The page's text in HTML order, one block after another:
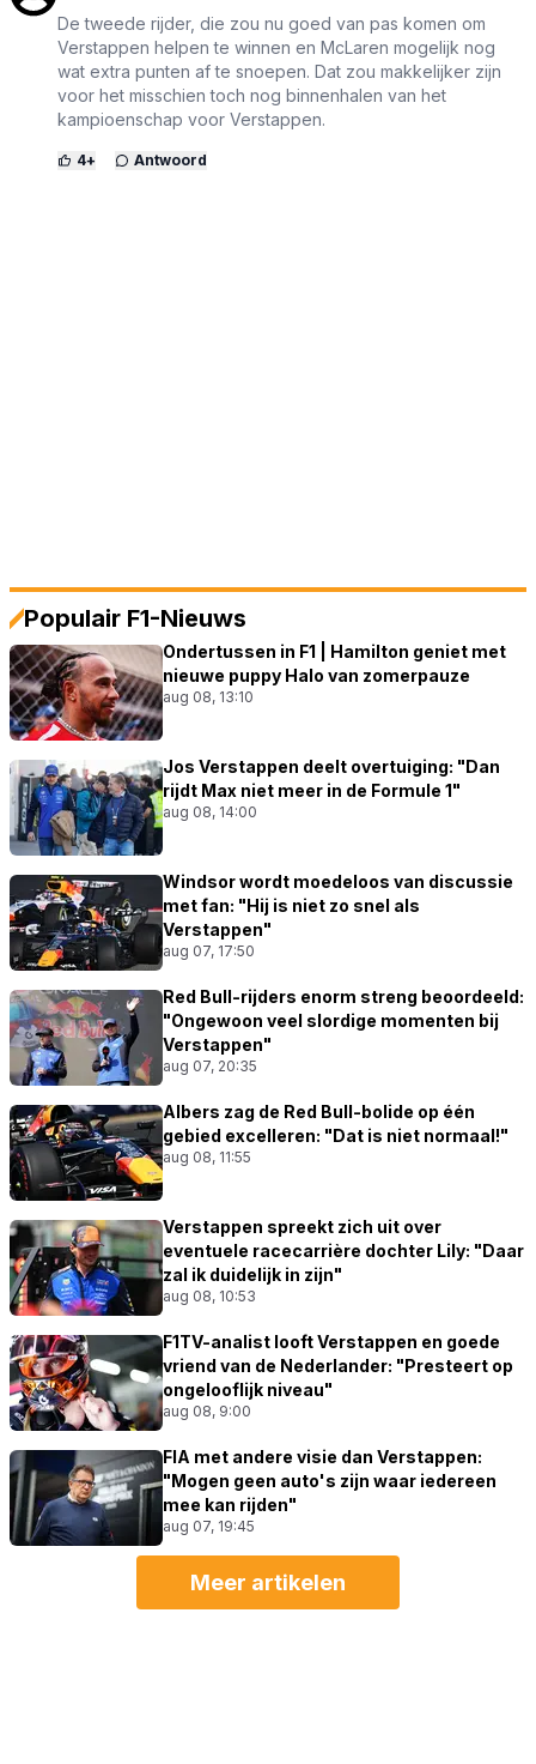
De tweede rijder, die zou nu goed van pas komen om
Verstappen helpen te winnen en McLaren mogelijk nog
wat extra punten af te snoepen. Dat zou makkelijker zijn
voor het misschien toch nog binnenhalen van het
kampioenschap voor Verstappen.
4+ Antwoord
Populair F1-Nieuws
Ondertussen in F1 | Hamilton geniet met
nieuwe puppy Halo van zomerpauze
aug 08, 13:10
Jos Verstappen deelt overtuiging: "Dan
rijdt Max niet meer in de Formule 1"
aug 08, 14:00
Windsor wordt moedeloos van discussie
met fan: "Hij is niet zo snel als
Verstappen"
aug 07, 17:50
Red Bull-rijders enorm streng beoordeeld:
"Ongewoon veel slordige momenten bij
Verstappen"
aug 07, 20:35
Albers zag de Red Bull-bolide op één
gebied excelleren: "Dat is niet normaal!"
aug 08, 11:55
Verstappen spreekt zich uit over
eventuele racecarrière dochter Lily: "Daar
zal ik duidelijk in zijn"
aug 08, 10:53
F1TV-analist looft Verstappen en goede
vriend van de Nederlander: "Presteert op
ongelooflijk niveau"
aug 08, 9:00
FIA met andere visie dan Verstappen:
"Mogen geen auto's zijn waar iedereen
mee kan rijden"
aug 07, 19:45
Meer artikelen